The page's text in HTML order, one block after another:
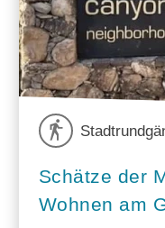
Schätze der
Wohnen am